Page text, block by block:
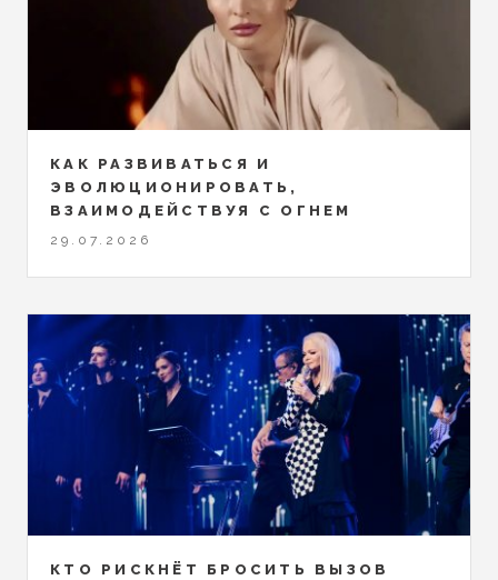
КАК РАЗВИВАТЬСЯ И
ЭВОЛЮЦИОНИРОВАТЬ,
ВЗАИМОДЕЙСТВУЯ С ОГНЕМ
29.07.2026
КТО РИСКНЁТ БРОСИТЬ ВЫЗОВ